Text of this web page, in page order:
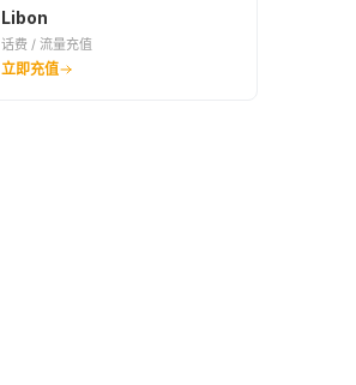
Libon
话费 / 流量充值
立即充值